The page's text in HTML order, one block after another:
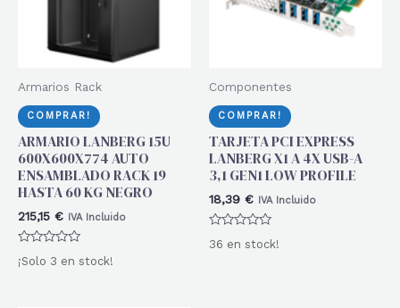
Armarios Rack
COMPRAR!
ARMARIO LANBERG 15U
600X600X774 AUTO
ENSAMBLADO RACK 19
HASTA 60 KG NEGRO
215,15 € IVA Incluido
Valorado
con
¡Solo 3 en stock!
Componentes
COMPRAR!
TARJETA PCI EXPRESS
LANBERG X1 A 4X USB-A
3,1 GEN1 LOW PROFILE
18,39 € IVA Incluido
con
36 en stock!